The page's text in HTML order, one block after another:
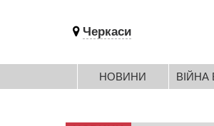
Черкаси
НОВИНИ ВІЙНА